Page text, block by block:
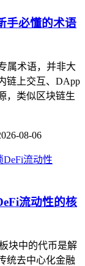
手必懂的术语
属术语，并非大
链上交互、DApp
，类似区块链生
08-06
流动性的核
块中的代币是解
统去中心化金融